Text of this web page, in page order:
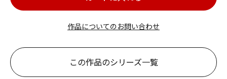
作品についてのお問い合わせ
この作品のシリーズ一覧